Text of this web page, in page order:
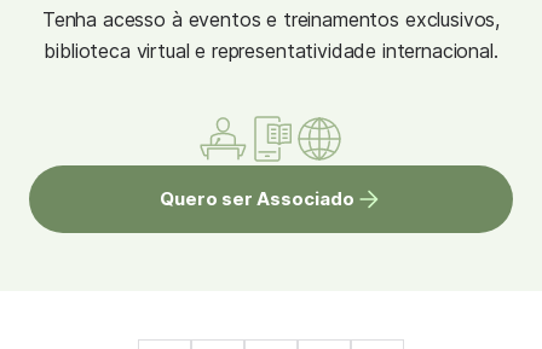
Tenha acesso à eventos e treinamentos exclusivos,
biblioteca virtual e representatividade internacional.
Quero ser Associado